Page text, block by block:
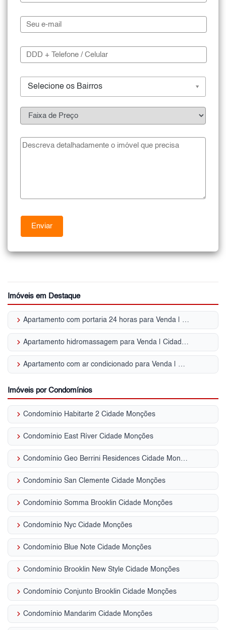
Selecione os Bairros
Imóveis em Destaque
keyboard_arrow_right Apartamento com portaria 24 horas para Venda | Cidade Monções
keyboard_arrow_right Apartamento hidromassagem para Venda | Cidade Monções
keyboard_arrow_right Apartamento com ar condicionado para Venda | Cidade Monções
Imóveis por Condomínios
keyboard_arrow_right Condomínio Habitarte 2 Cidade Monções
keyboard_arrow_right Condomínio East Ríver Cidade Monções
keyboard_arrow_right Condomínio Geo Berrini Residences Cidade Monções
keyboard_arrow_right Condomínio San Clemente Cidade Monções
keyboard_arrow_right Condomínio Somma Brooklin Cidade Monções
keyboard_arrow_right Condomínio Nyc Cidade Monções
keyboard_arrow_right Condomínio Blue Note Cidade Monções
keyboard_arrow_right Condomínio Brooklin New Style Cidade Monções
keyboard_arrow_right Condomínio Conjunto Brooklin Cidade Monções
keyboard_arrow_right Condomínio Mandarim Cidade Monções